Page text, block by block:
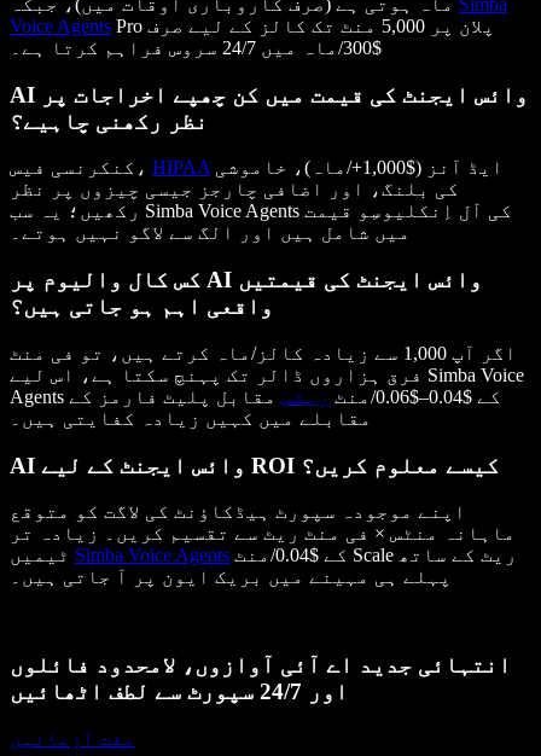
Simba
Voice Agents Pro پلان پر 5,000 منٹ تک کالز کے لیے صرف
$300/ماہ میں 24/7 سروس فراہم کرتا ہے۔
AI وائس ایجنٹ کی قیمت میں کن چھپے اخراجات پر
نظر رکھنی چاہیے؟
کنکرنسی فیس، HIPAAایڈ آنز ($1,000+/ماہ)، خاموشی
کی بلنگ، اور اضافی چارجز جیسی چیزوں پر نظر
رکھیں؛ یہ سب Simba Voice Agents کی آل اِنکلیوسِو قیمت
میں شامل ہیں اور الگ سے لاگو نہیں ہوتے۔
کس کال والیوم پر AI وائس ایجنٹ کی قیمتیں
واقعی اہم ہو جاتی ہیں؟
اگر آپ 1,000 سے زیادہ کالز/ماہ کرتے ہیں، تو فی منٹ
فرق ہزاروں ڈالر تک پہنچ سکتا ہے، اس لیے Simba Voice
Agents کے $0.04–$0.06/منٹ
ریٹس مقابل پلیٹ فارمز کے
مقابلے میں کہیں زیادہ کفایتی ہیں۔
AI وائس ایجنٹ کے لیے ROI کیسے معلوم کریں؟
اپنے موجودہ سپورٹ ہیڈکاؤنٹ کی لاگت کو متوقع
ماہانہ منٹس × فی منٹ ریٹ سے تقسیم کریں۔ زیادہ تر
Simba Voice Agents
پہلے ہی مہینے میں بریک ایون پر آ جاتی ہیں۔
انتہائی جدید اے آئی آوازوں، لامحدود فائلوں
اور 24/7 سپورٹ سے لطف اٹھائیں
مفت آزمائیں